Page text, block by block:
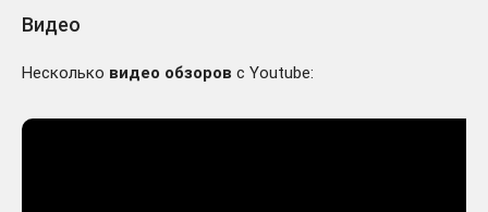
Видео
Несколько видео обзоров с Youtube: